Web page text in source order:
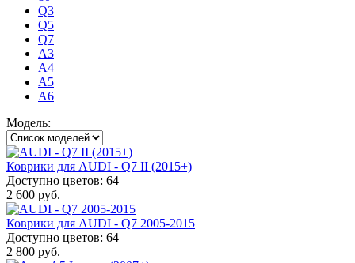
Q3
Q5
Q7
А3
А4
А5
А6
Модель:
Коврики для AUDI - Q7 II (2015+)
Доступно цветов: 64
2 600 руб.
Коврики для AUDI - Q7 2005-2015
Доступно цветов: 64
2 800 руб.